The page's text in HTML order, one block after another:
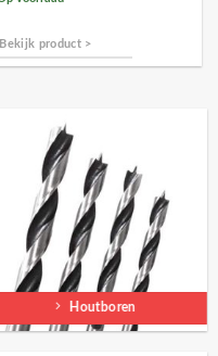
Bekijk product >
Houtboren